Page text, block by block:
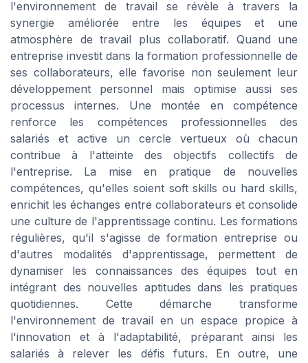
l'environnement de travail se révèle à travers la
synergie améliorée entre les équipes et une
atmosphère de travail plus collaboratif. Quand une
entreprise investit dans la formation professionnelle de
ses collaborateurs, elle favorise non seulement leur
développement personnel mais optimise aussi ses
processus internes. Une montée en compétence
renforce les compétences professionnelles des
salariés et active un cercle vertueux où chacun
contribue à l'atteinte des objectifs collectifs de
l'entreprise. La mise en pratique de nouvelles
compétences, qu'elles soient soft skills ou hard skills,
enrichit les échanges entre collaborateurs et consolide
une culture de l'apprentissage continu. Les formations
régulières, qu'il s'agisse de formation entreprise ou
d'autres modalités d'apprentissage, permettent de
dynamiser les connaissances des équipes tout en
intégrant des nouvelles aptitudes dans les pratiques
quotidiennes. Cette démarche transforme
l'environnement de travail en un espace propice à
l'innovation et à l'adaptabilité, préparant ainsi les
salariés à relever les défis futurs. En outre, une